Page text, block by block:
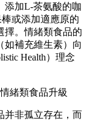
添加L-茶氨酸的咖
或添加適應原的
擇。情緒類食品的
如補充維生素）向
Health）理念
緒類食品升級
并非孤立存在，而